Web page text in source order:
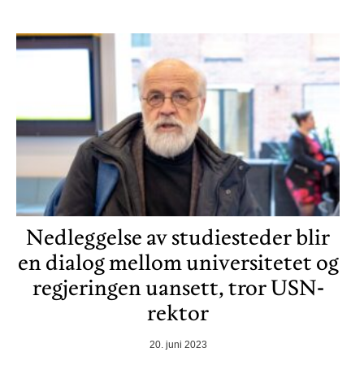
Nedleggelse av studiesteder blir
en dialog mellom universitetet og
regjeringen uansett, tror USN-
rektor
20. juni 2023